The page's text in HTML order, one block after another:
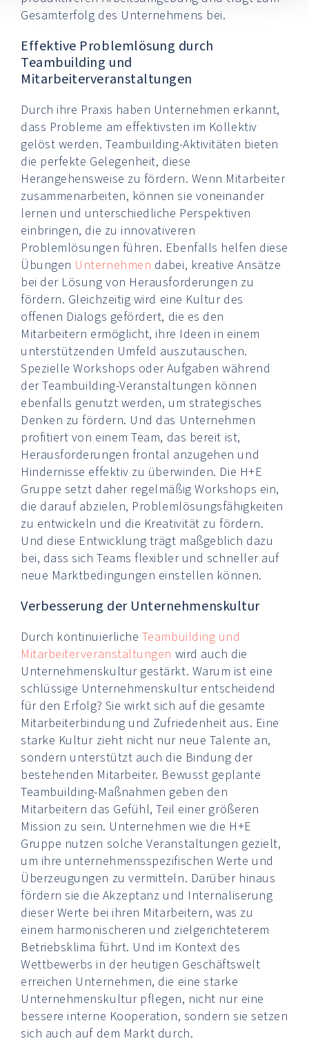
Gesamterfolg des Unternehmens bei.
Effektive Problemlösung durch
Teambuilding und
Mitarbeiterveranstaltungen
Durch ihre Praxis haben Unternehmen erkannt,
dass Probleme am effektivsten im Kollektiv
gelöst werden. Teambuilding-Aktivitäten bieten
die perfekte Gelegenheit, diese
Herangehensweise zu fördern. Wenn Mitarbeiter
zusammenarbeiten, können sie voneinander
lernen und unterschiedliche Perspektiven
einbringen, die zu innovativeren
Problemlösungen führen. Ebenfalls helfen diese
Übungen Unternehmen dabei, kreative Ansätze
bei der Lösung von Herausforderungen zu
fördern. Gleichzeitig wird eine Kultur des
offenen Dialogs gefördert, die es den
Mitarbeitern ermöglicht, ihre Ideen in einem
unterstützenden Umfeld auszutauschen.
Spezielle Workshops oder Aufgaben während
der Teambuilding-Veranstaltungen können
ebenfalls genutzt werden, um strategisches
Denken zu fördern. Und das Unternehmen
profitiert von einem Team, das bereit ist,
Herausforderungen frontal anzugehen und
Hindernisse effektiv zu überwinden. Die H+E
Gruppe setzt daher regelmäßig Workshops ein,
die darauf abzielen, Problemlösungsfähigkeiten
zu entwickeln und die Kreativität zu fördern.
Und diese Entwicklung trägt maßgeblich dazu
bei, dass sich Teams flexibler und schneller auf
neue Marktbedingungen einstellen können.
Verbesserung der Unternehmenskultur
Durch kontinuierliche Teambuilding und
Mitarbeiterveranstaltungen wird auch die
Unternehmenskultur gestärkt. Warum ist eine
schlüssige Unternehmenskultur entscheidend
für den Erfolg? Sie wirkt sich auf die gesamte
Mitarbeiterbindung und Zufriedenheit aus. Eine
starke Kultur zieht nicht nur neue Talente an,
sondern unterstützt auch die Bindung der
bestehenden Mitarbeiter. Bewusst geplante
Teambuilding-Maßnahmen geben den
Mitarbeitern das Gefühl, Teil einer größeren
Mission zu sein. Unternehmen wie die H+E
Gruppe nutzen solche Veranstaltungen gezielt,
um ihre unternehmensspezifischen Werte und
Überzeugungen zu vermitteln. Darüber hinaus
fördern sie die Akzeptanz und Internaliserung
dieser Werte bei ihren Mitarbeitern, was zu
einem harmonischeren und zielgerichteterem
Betriebsklima führt. Und im Kontext des
Wettbewerbs in der heutigen Geschäftswelt
erreichen Unternehmen, die eine starke
Unternehmenskultur pflegen, nicht nur eine
bessere interne Kooperation, sondern sie setzen
sich auch auf dem Markt durch.